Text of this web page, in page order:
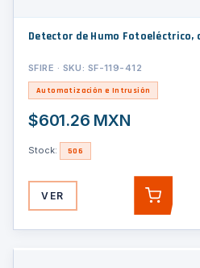
Detector de Humo Fotoeléctrico,
SFIRE · SKU: SF-119-412
Automatización e Intrusión
$601.26 MXN
Stock: 506
VER